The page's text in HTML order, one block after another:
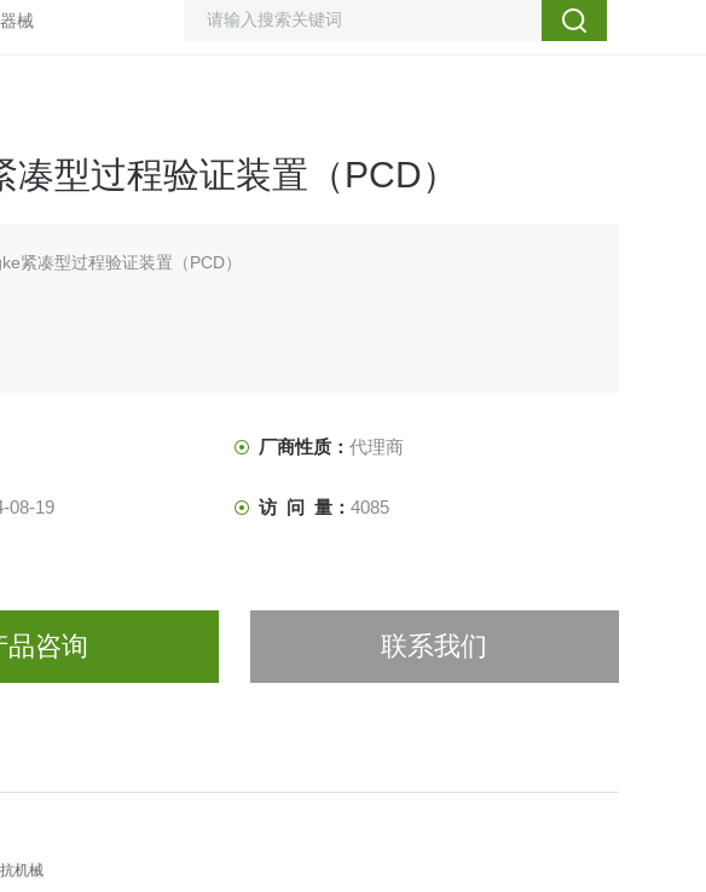
械
凑型过程验证装置（PCD）
紧凑型过程验证装置（PCD）
厂商性质： 代理商
08-19 访 问 量： 4085
品咨询 联系我们
机械